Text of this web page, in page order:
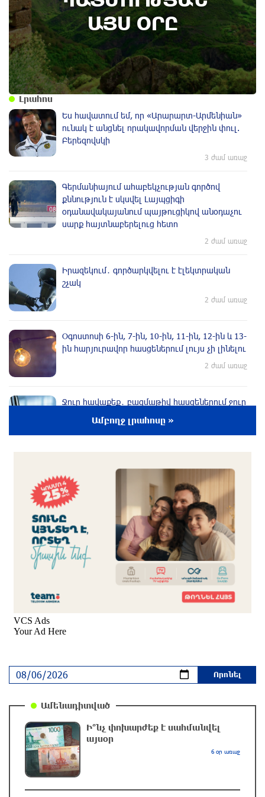
ԱՅՍ ՕՐԸ
համագործակցության շրջանակում ռուս
սահմանապահներ են տեղակայվել․
պատմության այս օրը (5 օգոստոս)
Լրահոս
Ես հավատում եմ, որ «Արարարտ-Արմենիան»
ունակ է անցնել որակավորման վերջին փուլ.
Բերեզովսկի
3 ժամ առաջ
Գերմանիայում ահաբեկչության գործով
քննություն է սկսվել Լայպցիգի
օդանավակայանում պայթուցիկով անօդաչու
սարք հայտնաբերելուց հետո
2 ժամ առաջ
Իրազեկում․ գործարկվելու է էլեկտրական
շչակ
2 ժամ առաջ
Օգոստոսի 6-ին, 7-ին, 10-ին, 11-ին, 12-ին և 13-
ին հարյուրավոր հասցեներում լույս չի լինելու
2 ժամ առաջ
Ջուր հավաքեք․ բազմաթիվ հասցեներում ջուր
Եվրոպայի մայրաքաղաքները գրանցում են
շոգի նոր ռեկորդներ
մեկ ժամ առաջ
Զովունի-Եղվարդ ճանապարհին բախվել են
«Alfa Romeo»-ն և «Opel»-ը. կա վիրավոր
45 րոպե առաջ
Իրանն ու Օմանը համաձայնեցրել են Հորմուզի
Կեղծ էջով քաղաքացիներին առաջարկվում է
մասնակցել խաղարկության․ զգուշացում
Հարավային Լիբանանում պայթյունի
հետևանքով զոհվել է առնվազն երկու
իսրայելցի զինծառայող
Ամբողջ լրահոսը »
Ամենադիտված
Ի՞նչ փոխարժեք է սահմանվել
այսօր
6 օր առաջ